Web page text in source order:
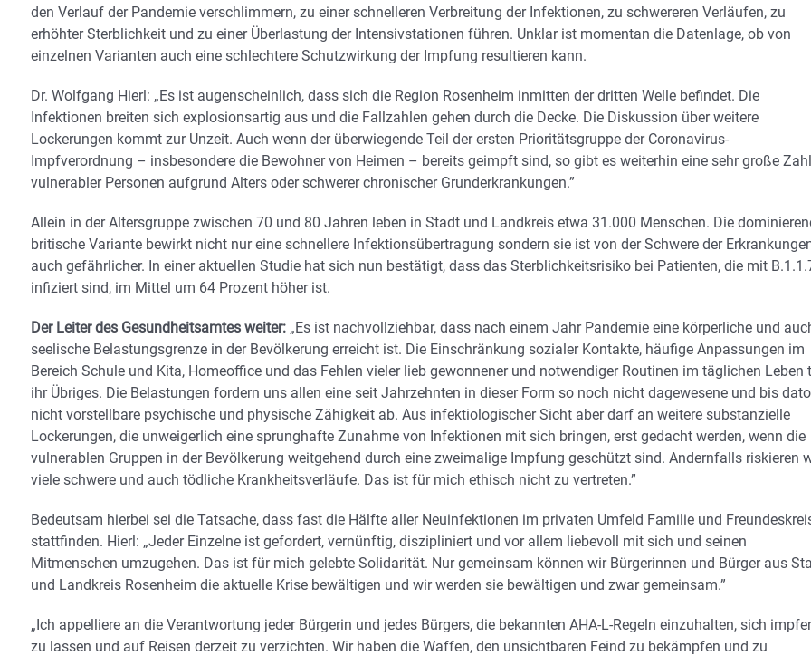
den Verlauf der Pandemie verschlimmern, zu einer schnelleren Verbreitung der Infektionen, zu schwereren Verläufen, zu
erhöhter Sterblichkeit und zu einer Überlastung der Intensivstationen führen. Unklar ist momentan die Datenlage, ob von
einzelnen Varianten auch eine schlechtere Schutzwirkung der Impfung resultieren kann.
Dr. Wolfgang Hierl: „Es ist augenscheinlich, dass sich die Region Rosenheim inmitten der dritten Welle befindet. Die
Infektionen breiten sich explosionsartig aus und die Fallzahlen gehen durch die Decke. Die Diskussion über weitere
Lockerungen kommt zur Unzeit. Auch wenn der überwiegende Teil der ersten Prioritätsgruppe der Coronavirus-
Impfverordnung – insbesondere die Bewohner von Heimen – bereits geimpft sind, so gibt es weiterhin eine sehr große Zahl
vulnerabler Personen aufgrund Alters oder schwerer chronischer Grunderkrankungen.”
Allein in der Altersgruppe zwischen 70 und 80 Jahren leben in Stadt und Landkreis etwa 31.000 Menschen. Die
britische Variante bewirkt nicht nur eine schnellere Infektionsübertragung sondern sie ist von der Schwere der
auch gefährlicher. In einer aktuellen Studie hat sich nun bestätigt, dass das Sterblichkeitsrisiko bei Patienten, die mit
infiziert sind, im Mittel um 64 Prozent höher ist.
Der Leiter des Gesundheitsamtes weiter: „Es ist nachvollziehbar, dass nach einem Jahr Pandemie eine körperliche und
seelische Belastungsgrenze in der Bevölkerung erreicht ist. Die Einschränkung sozialer Kontakte, häufige Anpassungen im
Bereich Schule und Kita, Homeoffice und das Fehlen vieler lieb gewonnener und notwendiger Routinen im täglichen Leben
ihr Übriges. Die Belastungen fordern uns allen eine seit Jahrzehnten in dieser Form so noch nicht dagewesene und bis dato
nicht vorstellbare psychische und physische Zähigkeit ab. Aus infektiologischer Sicht aber darf an weitere substanzielle
Lockerungen, die unweigerlich eine sprunghafte Zunahme von Infektionen mit sich bringen, erst gedacht werden, wenn die
vulnerablen Gruppen in der Bevölkerung weitgehend durch eine zweimalige Impfung geschützt sind. Andernfalls riskieren
viele schwere und auch tödliche Krankheitsverläufe. Das ist für mich ethisch nicht zu vertreten.”
Bedeutsam hierbei sei die Tatsache, dass fast die Hälfte aller Neuinfektionen im privaten Umfeld Familie und
stattfinden. Hierl: „Jeder Einzelne ist gefordert, vernünftig, diszipliniert und vor allem liebevoll mit sich und seinen
Mitmenschen umzugehen. Das ist für mich gelebte Solidarität. Nur gemeinsam können wir Bürgerinnen und Bürger aus
und Landkreis Rosenheim die aktuelle Krise bewältigen und wir werden sie bewältigen und zwar gemeinsam.”
„Ich appelliere an die Verantwortung jeder Bürgerin und jedes Bürgers, die bekannten AHA-L-Regeln einzuhalten, sich
zu lassen und auf Reisen derzeit zu verzichten. Wir haben die Waffen, den unsichtbaren Feind zu bekämpfen und zu